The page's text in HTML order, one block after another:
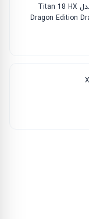
لپ تاپ 18 اینچی ام اس آی مدل Titan 18 HX
Dragon Edition